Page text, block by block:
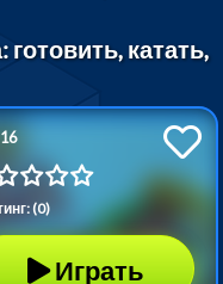
катать,
16
(0)
Играть